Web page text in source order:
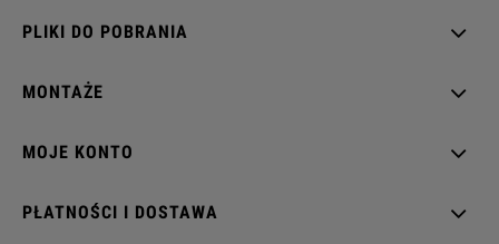
PLIKI DO POBRANIA
MONTAŻE
MOJE KONTO
PŁATNOŚCI I DOSTAWA